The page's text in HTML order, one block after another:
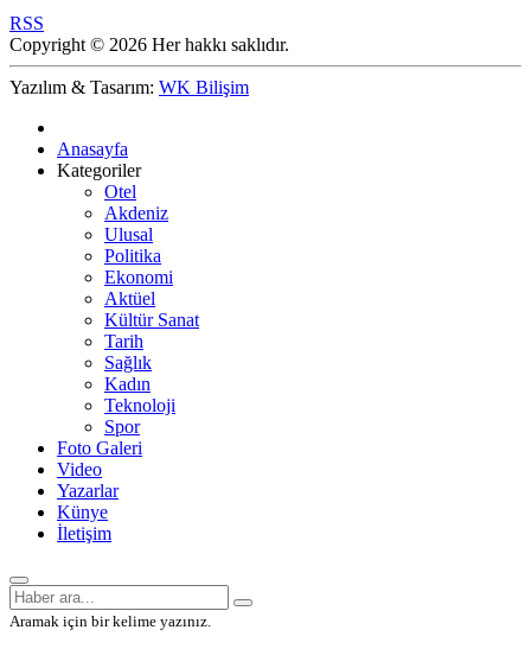
RSS
Copyright © 2026 Her hakkı saklıdır.
Yazılım & Tasarım: WK Bilişim
Anasayfa
Kategoriler
Otel
Akdeniz
Ulusal
Politika
Ekonomi
Aktüel
Kültür Sanat
Tarih
Sağlık
Kadın
Teknoloji
Spor
Foto Galeri
Video
Yazarlar
Künye
İletişim
Aramak için bir kelime yazınız.